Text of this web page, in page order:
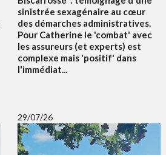
sinistrée sexagénaire au cœur
des démarches administratives.
Pour Catherine le 'combat' avec
les assureurs (et experts) est
complexe mais 'positif' dans
l'immédiat...
29/07/26